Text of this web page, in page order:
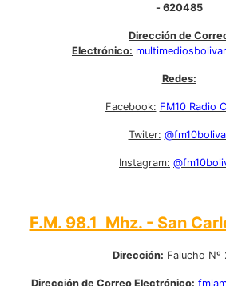
- 620485
Dirección de
Electrónico:
Redes:
Facebook: FM10 Radio
Twiter:
Instagram:
F.M. 98.1 Mhz. - San
Dirección: Falucho Nº
Dirección de Correo Electrónico: